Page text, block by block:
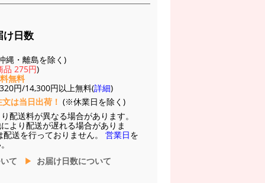
け日数
縄・離島を除く)
品 275円)
無料
円/14,300円以上無料(詳細)
は当日出荷！ (※休業日を除く)
配送料が異なる場合があります。
より配送が遅れる場合がありま
送を行っておりません。 営業日を
て
お届け日数について